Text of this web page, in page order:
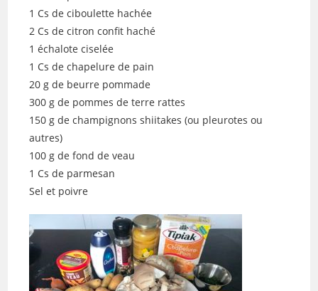
1 Cs de ciboulette hachée
2 Cs de citron confit haché
1 échalote ciselée
1 Cs de chapelure de pain
20 g de beurre pommade
300 g de pommes de terre rattes
150 g de champignons shiitakes (ou pleurotes ou
autres)
100 g de fond de veau
1 Cs de parmesan
Sel et poivre